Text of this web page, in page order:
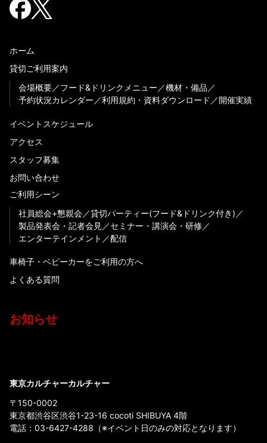
ホーム
貸切ご利用案内
会場概要
フード&ドリンクメニュー
機材・備品
予約状況カレンダー
利用規約・資料ダウンロード 開催実績
イベントスケジュール
アクセス
スタッフ募集
お問い合わせ
ご利用シーン
社員総会+懇親会
貸切パーティー(フード&ドリンク付き)
製品発表会・記者会見
セミナー・講演会・研修
エンターテインメント
配信
車椅子・ベビーカーをご利用の方へ
よくある質問
お知らせ
東京カルチャーカルチャー
〒150-0002
東京都渋谷区渋谷1-23-16 cocoti SHIBUYA 4階
電話： 03-6427-4288 （※イベント日のみの対応となります）